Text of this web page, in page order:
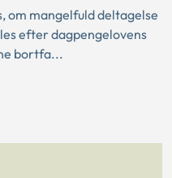
om mangelfuld deltagelse
efter dagpengelovens
bortfa...